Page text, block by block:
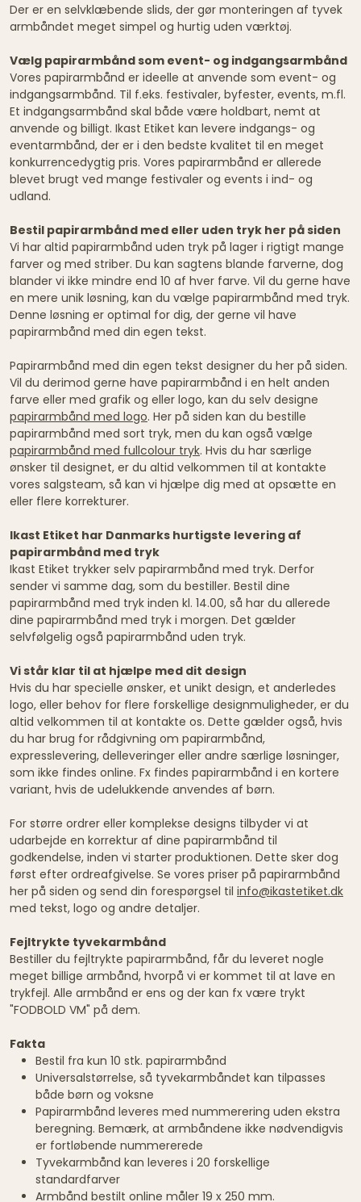
Der er en selvklæbende slids, der gør monteringen af tyvek
armbåndet meget simpel og hurtig uden værktøj.
Vælg papirarmbånd som event- og indgangsarmbånd
Vores papirarmbånd er ideelle at anvende som event- og
indgangsarmbånd. Til f.eks. festivaler, byfester, events, m.fl.
Et indgangsarmbånd skal både være holdbart, nemt at
anvende og billigt. Ikast Etiket kan levere indgangs- og
eventarmbånd, der er i den bedste kvalitet til en meget
konkurrencedygtig pris. Vores papirarmbånd er allerede
blevet brugt ved mange festivaler og events i ind- og
udland.
Bestil papirarmbånd med eller uden tryk her på siden
Vi har altid papirarmbånd uden tryk på lager i rigtigt mange
farver og med striber. Du kan sagtens blande farverne, dog
blander vi ikke mindre end 10 af hver farve. Vil du gerne have
en mere unik løsning, kan du vælge papirarmbånd med tryk.
Denne løsning er optimal for dig, der gerne vil have
papirarmbånd med din egen tekst.
Papirarmbånd med din egen tekst designer du her på siden.
Vil du derimod gerne have papirarmbånd i en helt anden
farve eller med grafik og eller logo, kan du selv designe
papirarmbånd med logo. Her på siden kan du bestille
papirarmbånd med sort tryk, men du kan også vælge
papirarmbånd med fullcolour tryk. Hvis du har særlige
ønsker til designet, er du altid velkommen til at kontakte
vores salgsteam, så kan vi hjælpe dig med at opsætte en
eller flere korrekturer.
Ikast Etiket har Danmarks hurtigste levering af
papirarmbånd med tryk
Ikast Etiket trykker selv papirarmbånd med tryk. Derfor
sender vi samme dag, som du bestiller. Bestil dine
papirarmbånd med tryk inden kl. 14.00, så har du allerede
dine papirarmbånd med tryk i morgen. Det gælder
selvfølgelig også papirarmbånd uden tryk.
Vi står klar til at hjælpe med dit design
Hvis du har specielle ønsker, et unikt design, et anderledes
logo, eller behov for flere forskellige designmuligheder, er du
altid velkommen til at kontakte os. Dette gælder også, hvis
du har brug for rådgivning om papirarmbånd,
expresslevering, delleveringer eller andre særlige løsninger,
som ikke findes online. Fx findes papirarmbånd i en kortere
variant, hvis de udelukkende anvendes af børn.
For større ordrer eller komplekse designs tilbyder vi at
udarbejde en korrektur af dine papirarmbånd til
godkendelse, inden vi starter produktionen. Dette sker dog
først efter ordreafgivelse. Se vores priser på papirarmbånd
her på siden og send din forespørgsel til info@ikastetiket.dk
med tekst, logo og andre detaljer.
Fejltrykte tyvekarmbånd
Bestiller du fejltrykte papirarmbånd, får du leveret nogle
meget billige armbånd, hvorpå vi er kommet til at lave en
trykfejl. Alle armbånd er ens og der kan fx være trykt
"FODBOLD VM" på dem.
Fakta
Bestil fra kun 10 stk. papirarmbånd
Universalstørrelse, så tyvekarmbåndet kan tilpasses
både børn og voksne
Papirarmbånd leveres med nummerering uden ekstra
beregning. Bemærk, at armbåndene ikke nødvendigvis
er fortløbende nummererede
Tyvekarmbånd kan leveres i 20 forskellige
standardfarver
Armbånd bestilt online måler 19 x 250 mm.